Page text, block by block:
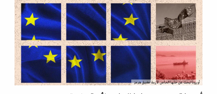
أوروبا تبحث عن حلها الخاص لأزمة مضيق هرمز